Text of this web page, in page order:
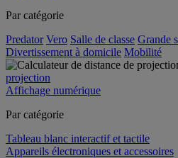
Par catégorie
Predator Vero Salle de classe Grande
Divertissement à domicile Mobilité
projection
Affichage numérique
Par catégorie
Tableau blanc interactif et tactile
Appareils électroniques et accessoires